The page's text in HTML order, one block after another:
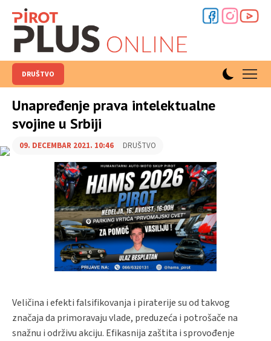
DRUŠTVO
Unapređenje prava intelektualne
svojine u Srbiji
09. DECEMBAR 2021. 10:46 DRUŠTVO
Veličina i efekti falsifikovanja i piraterije su od takvog
značaja da primoravaju vlade, preduzeća i potrošače na
snažnu i održivu akciju. Efikasnija zaštita i sprovođenje